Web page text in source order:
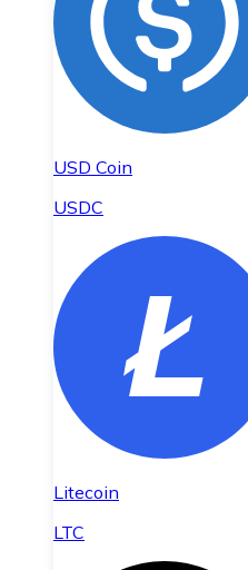
USD Coin
USDC
Litecoin
LTC